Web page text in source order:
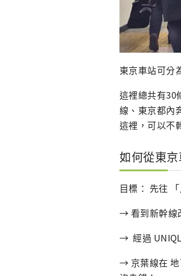
東京車站可分
這裡總共有30
線、東京都內
這裡，可以不
如何從東
目標： 先往
→ 看到新幹線
→ 經過
→ 京葉線在 地